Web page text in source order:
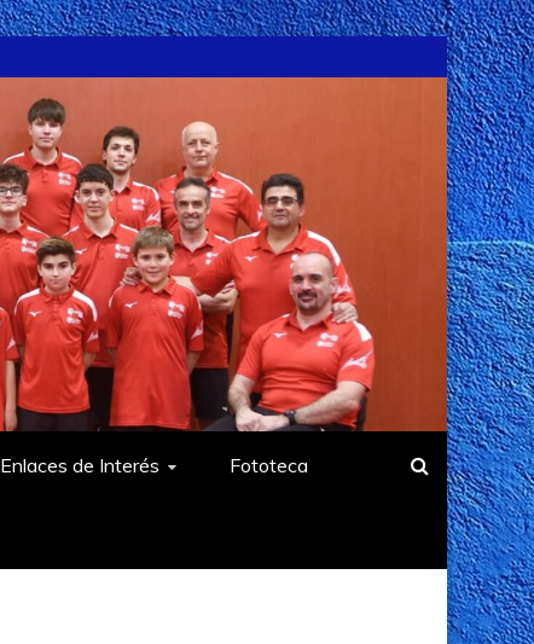
Enlaces de Interés Fototeca